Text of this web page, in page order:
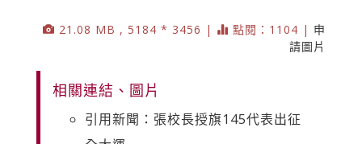
21.08 MB , 5184 * 3456 | 點閱：1104 | 申
請圖片
相關連結、圖片
引用新聞：張校長授旗145代表出征